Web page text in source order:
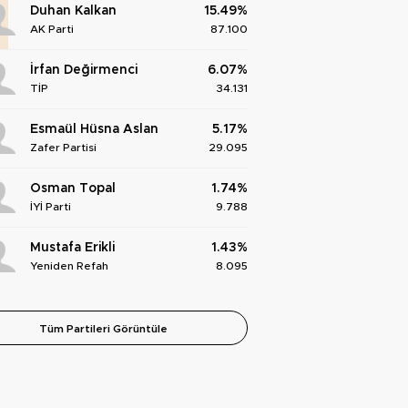
Duhan Kalkan
AK Parti
15.49%
87.100
İrfan Değirmenci
TİP
6.07%
34.131
Esmaül Hüsna Aslan
Zafer Partisi
5.17%
29.095
Osman Topal
İYİ Parti
1.74%
9.788
Mustafa Erikli
Yeniden Refah
1.43%
8.095
Tüm Partileri Görüntüle